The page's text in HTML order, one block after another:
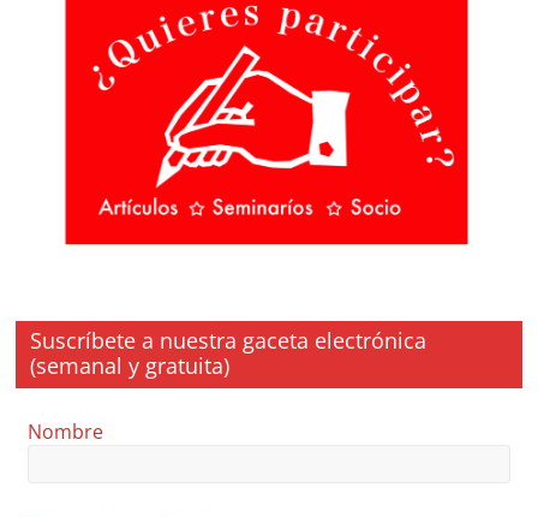
Suscríbete a nuestra gaceta electrónica
(semanal y gratuita)
Nombre